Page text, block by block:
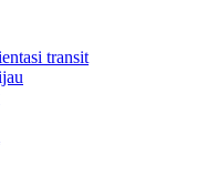
transit